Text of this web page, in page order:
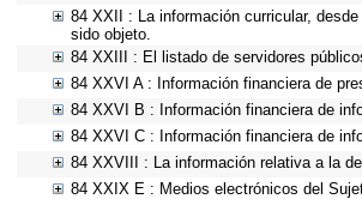
84 XXII : La información curricular,
sido objeto.
84 XXIII : El listado de servidores
84 XXVI A : Información financiera de
84 XXVI B : Información financiera de
84 XXVI C : Información financiera de
84 XXVIII : La información relativa a la
84 XXIX E : Medios electrónicos del